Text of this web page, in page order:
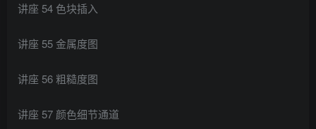
讲座 54 色块插入
讲座 55 金属度图
讲座 56 粗糙度图
讲座 57 颜色细节通道